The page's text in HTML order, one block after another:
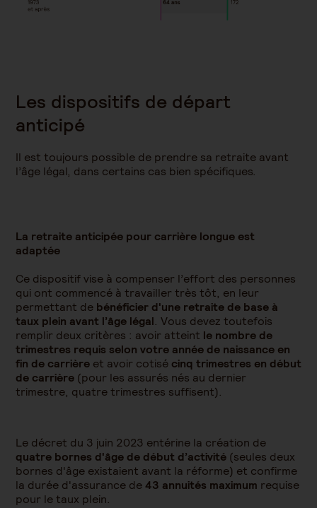
Les dispositifs de départ
anticipé
Il est toujours possible de prendre sa retraite avant
l’âge légal, dans certains cas bien spécifiques.
La retraite anticipée pour carrière longue est
adaptée
Ce dispositif vise à compenser l’effort des personnes
qui ont commencé à travailler très tôt, en leur
permettant de bénéficier d'une retraite de base à
taux plein avant l’âge légal. Vous devez toutefois
remplir deux critères : avoir atteint le nombre de
trimestres requis selon votre année de naissance en
fin de carrière et avoir cotisé cinq trimestres en début
de carrière (pour les assurés nés au dernier
trimestre, quatre trimestres suffisent).
Le décret du 3 juin 2023 entérine la création de
quatre bornes d'âge de début d’activité (seules deux
bornes d'âge existaient avant la réforme) et confirme
la durée d'assurance de43 annuités maximum requise
pour le taux plein.